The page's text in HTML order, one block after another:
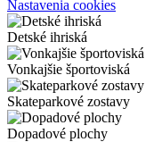
Nastavenia cookies
Detské ihriská
Vonkajšie športoviská
Skateparkové zostavy
Dopadové plochy